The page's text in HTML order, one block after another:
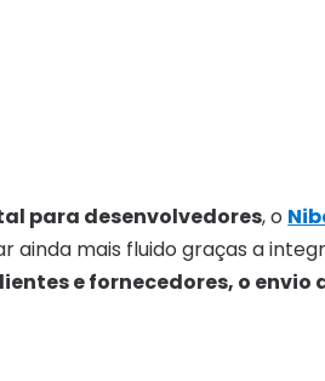
para desenvolvedores, o
ainda mais fluido graças a
e fornecedores, o envio